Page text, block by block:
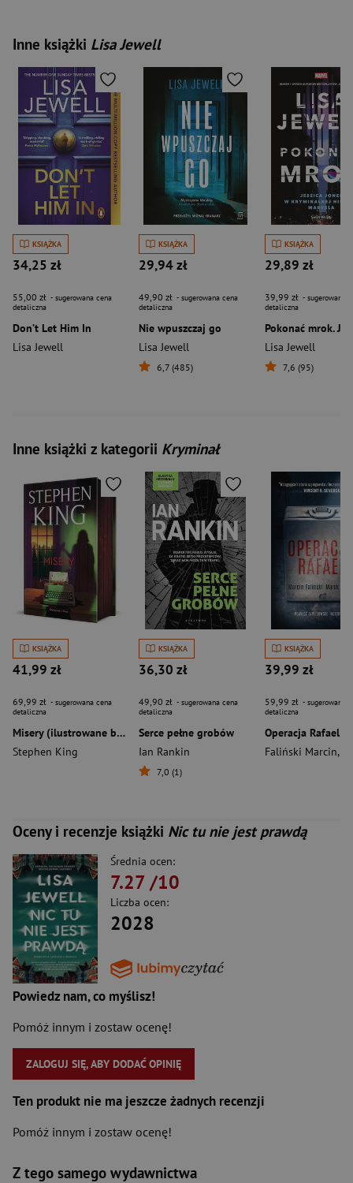
Inne książki Lisa Jewell
KSIĄŻKA
34,25 zł
55,00 zł - sugerowana cena
detaliczna
Don’t Let Him In
Lisa Jewell
KSIĄŻKA
29,94 zł
49,90 zł - sugerowana cena
detaliczna
Nie wpuszczaj go
Lisa Jewell
6,7 (485)
KSIĄŻKA
29,89 zł
39,99 zł - sugerowana
detaliczna
Lisa Jewell
7,6 (95)
Inne książki z kategorii Kryminał
KSIĄŻKA
41,99 zł
69,99 zł - sugerowana cena
detaliczna
Misery (ilustrowane brzegi) wyd. 2026
Stephen King
KSIĄŻKA
36,30 zł
49,90 zł - sugerowana cena
detaliczna
Serce pełne grobów
Ian Rankin
7,0 (1)
KSIĄŻKA
39,99 zł
59,99 zł - sugerowana
detaliczna
Operacja Rafael
Faliński Marcin,
Oceny i recenzje książki Nic tu nie jest prawdą
Średnia ocen:
7.27/10
Liczba ocen:
2028
Powiedz nam, co myślisz!
Pomóż innym i zostaw ocenę!
ZALOGUJ SIĘ, ABY DODAĆ OPINIĘ
Ten produkt nie ma jeszcze żadnych recenzji
Pomóż innym i zostaw ocenę!
Z tego samego wydawnictwa